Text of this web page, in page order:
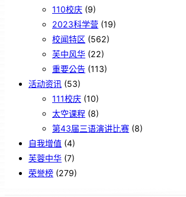
110校庆 (9)
2023科学营 (19)
校闻特区 (562)
芙中风华 (22)
重要公告 (113)
活动资讯 (53)
111校庆 (10)
太空课程 (8)
第43届三语演讲比赛 (8)
自我增值 (4)
芙蓉中华 (7)
荣誉榜 (279)